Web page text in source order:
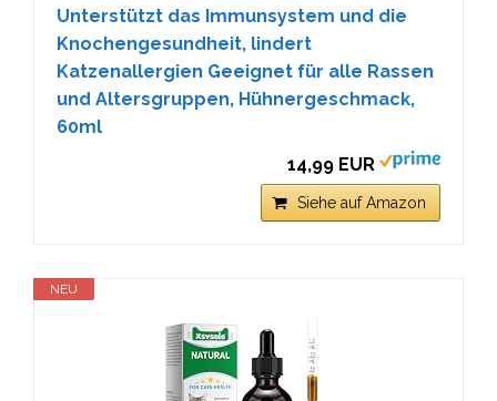
Unterstützt das Immunsystem und die
Knochengesundheit, lindert
Katzenallergien Geeignet für alle Rassen
und Altersgruppen, Hühnergeschmack,
60ml
14,99 EUR
Siehe auf Amazon
NEU